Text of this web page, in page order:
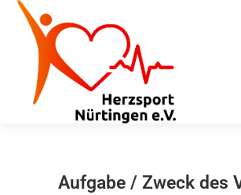
Aufgabe / Zweck des